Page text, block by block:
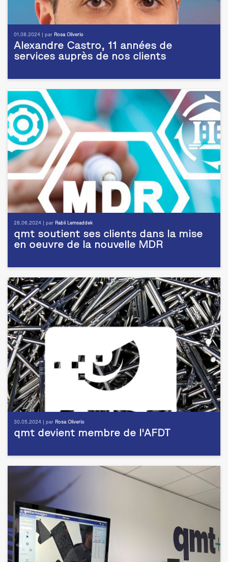
01.08.2024 | par Rosa Oliverio
Alexandre Castro, 11 années de
services auprès de nos clients
28.06.2024 | par Rabii Lemsaddek
qmt soutient ses clients dans la mise
en oeuvre de la nouvelle MDR
30.05.2024 | par Rosa Oliverio
qmt devient membre de l'AFDT